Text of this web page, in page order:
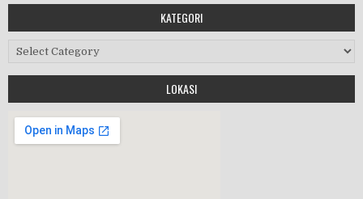
Workshop Perangkat 2019
HALAL BIHALAL
KATEGORI
Kategori
LOKASI